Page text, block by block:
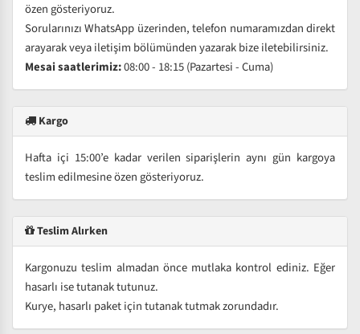
özen gösteriyoruz.
Sorularınızı WhatsApp üzerinden, telefon numaramızdan direkt
arayarak veya iletişim bölümünden yazarak bize iletebilirsiniz.
Mesai saatlerimiz:08:00 - 18:15 (Pazartesi - Cuma)
Kargo
Hafta içi 15:00’e kadar verilen siparişlerin aynı gün kargoya
teslim edilmesine özen gösteriyoruz.
Teslim Alırken
Kargonuzu teslim almadan önce mutlaka kontrol ediniz. Eğer
hasarlı ise tutanak tutunuz.
Kurye, hasarlı paket için tutanak tutmak zorundadır.